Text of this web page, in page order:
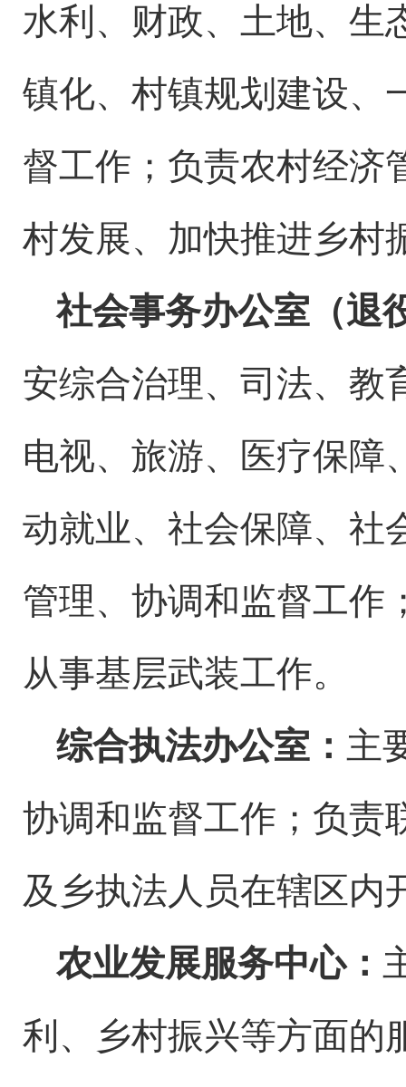
水利、财政、土地、 生
镇化、 村镇规划 建设、
督工作 ； 负责农村经济
村发展、加快推进乡村
社会事务办公室（退
安综合治理、 司法、 教
电视、旅游、医疗保障
动就业、社会保障、社
管理、协调和监督工作
从事基层武装工作。
综合执法办公室： 主
协调和监督工作 ； 负责
及乡执法人员在辖区内
农业发展服务中心：
利 、乡村振兴等方面的